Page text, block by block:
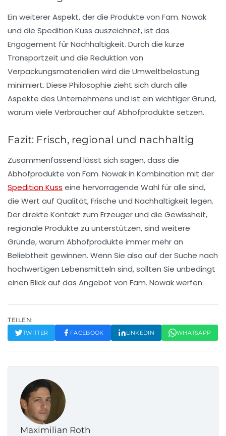
Ein weiterer Aspekt, der die Produkte von Fam. Nowak
und die Spedition Kuss auszeichnet, ist das
Engagement für Nachhaltigkeit. Durch die kurze
Transportzeit und die Reduktion von
Verpackungsmaterialien wird die Umweltbelastung
minimiert. Diese Philosophie zieht sich durch alle
Aspekte des Unternehmens und ist ein wichtiger Grund,
warum viele Verbraucher auf Abhofprodukte setzen.
Fazit: Frisch, regional und nachhaltig
Zusammenfassend lässt sich sagen, dass die
Abhofprodukte von Fam. Nowak in Kombination mit der
Spedition Kuss eine hervorragende Wahl für alle sind,
die Wert auf Qualität, Frische und Nachhaltigkeit legen.
Der direkte Kontakt zum Erzeuger und die Gewissheit,
regionale Produkte zu unterstützen, sind weitere
Gründe, warum Abhofprodukte immer mehr an
Beliebtheit gewinnen. Wenn Sie also auf der Suche nach
hochwertigen Lebensmitteln sind, sollten Sie unbedingt
einen Blick auf das Angebot von Fam. Nowak werfen.
TEILEN:
TWITTER FACEBOOK LINKEDIN WHATSAPP
Maximilian Roth